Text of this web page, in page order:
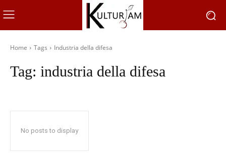
Home Tags Industria della difesa
Tag: industria della difesa
No posts to display